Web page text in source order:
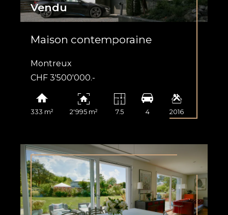
Vendu
Maison contemporaine
Montreux
CHF 3'500'000.-
333 m² 2'995 m² 7.5 4 2016